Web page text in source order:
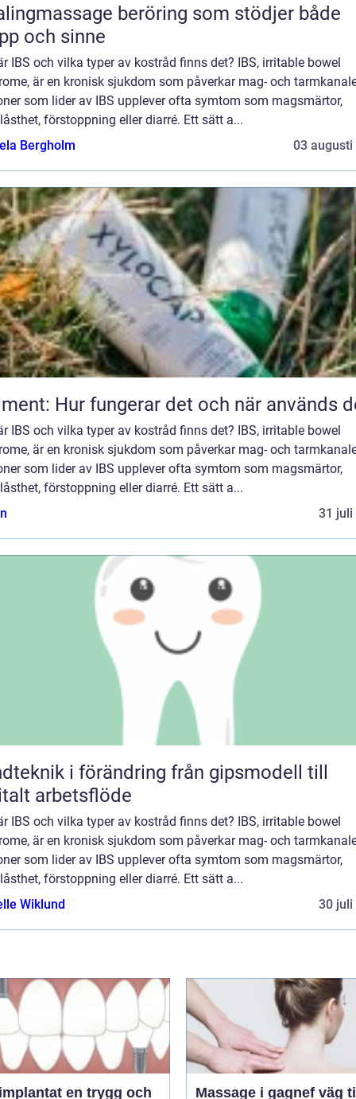
beröring som stödjer både
och sinne
IBS och vilka typer av kostråd finns det? IBS, irritable bowel
är en kronisk sjukdom som påverkar mag- och
som lider av IBS upplever ofta symtom som magsmärtor,
förstoppning eller diarré. Ett sätt a...
Bergholm
03 augusti
Hur fungerar det och när används
IBS och vilka typer av kostråd finns det? IBS, irritable bowel
är en kronisk sjukdom som påverkar mag- och
som lider av IBS upplever ofta symtom som magsmärtor,
förstoppning eller diarré. Ett sätt a...
31 juli
i förändring från gipsmodell till
arbetsflöde
IBS och vilka typer av kostråd finns det? IBS, irritable bowel
är en kronisk sjukdom som påverkar mag- och
som lider av IBS upplever ofta symtom som magsmärtor,
förstoppning eller diarré. Ett sätt a...
Wiklund
30 juli
en trygg och Massage i gagnef väg till